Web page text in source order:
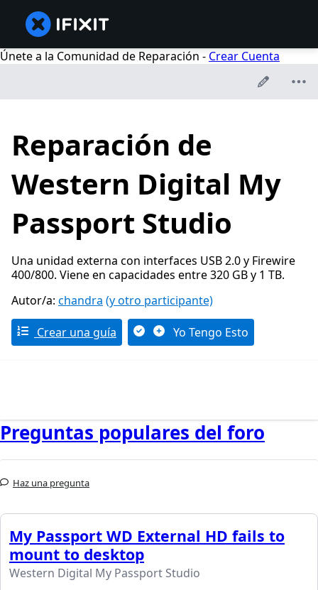
Únete a la Comunidad de Reparación - Crear Cuenta
Reparación de
Western Digital My
Passport Studio
Una unidad externa con interfaces USB 2.0 y Firewire
400/800. Viene en capacidades entre 320 GB y 1 TB.
Autor/a: chandra (y otro participante)
Crear una guía Yo Tengo Esto
Preguntas populares del foro
Haz una pregunta
My Passport WD External HD fails to
mount to desktop
Western Digital My Passport Studio